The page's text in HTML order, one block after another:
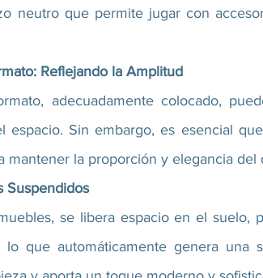
neutro que permite jugar con
Reflejando la Amplitud
adecuadamente colocado,
espacio. Sin embargo, es esencial
mantener la proporción y elegancia del
Suspendidos
se libera espacio en el suelo,
lo que automáticamente genera una